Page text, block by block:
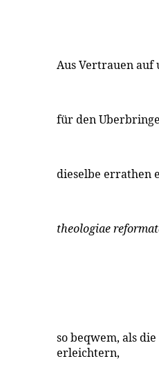
Aus Vertrauen auf
für den
dieselbe errathen
theologiae
so beqwem, als
erleichtern,